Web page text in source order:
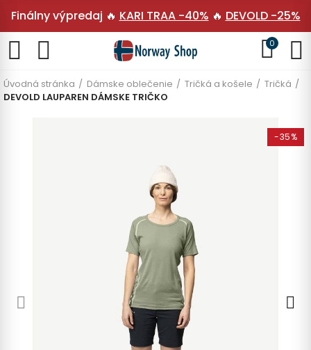
Finálny výpredaj 🔥 KARI TRAA -40% 🔥 DEVOLD -25%
0
Úvodná stránka Dámske oblečenie Tričká a košele
Tričká
DEVOLD LAUPAREN DÁMSKE TRIČKO
-35%